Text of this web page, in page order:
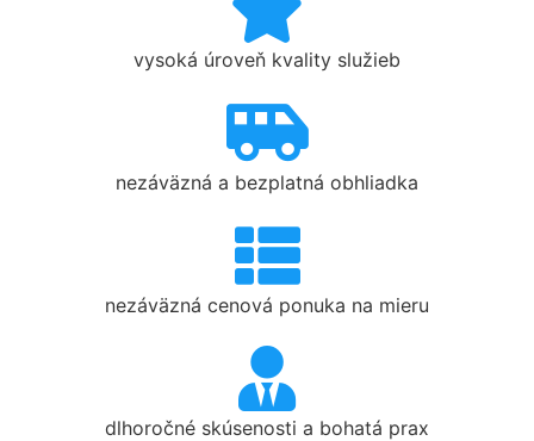
vysoká úroveň kvality služieb
nezáväzná a bezplatná obhliadka
nezáväzná cenová ponuka na mieru
dlhoročné skúsenosti a bohatá prax